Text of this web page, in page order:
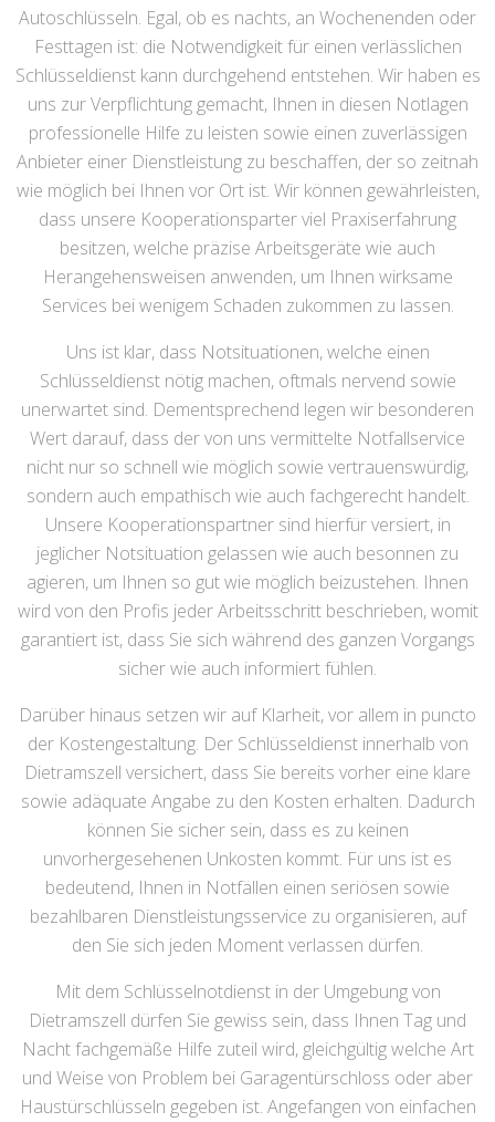
Autoschlüsseln. Egal, ob es nachts, an Wochenenden oder
Festtagen ist: die Notwendigkeit für einen verlässlichen
Schlüsseldienst kann durchgehend entstehen. Wir haben es
uns zur Verpflichtung gemacht, Ihnen in diesen Notlagen
professionelle Hilfe zu leisten sowie einen zuverlässigen
Anbieter einer Dienstleistung zu beschaffen, der so zeitnah
wie möglich bei Ihnen vor Ort ist. Wir können gewährleisten,
dass unsere Kooperationsparter viel Praxiserfahrung
besitzen, welche präzise Arbeitsgeräte wie auch
Herangehensweisen anwenden, um Ihnen wirksame
Services bei wenigem Schaden zukommen zu lassen.
Uns ist klar, dass Notsituationen, welche einen
Schlüsseldienst nötig machen, oftmals nervend sowie
unerwartet sind. Dementsprechend legen wir besonderen
Wert darauf, dass der von uns vermittelte Notfallservice
nicht nur so schnell wie möglich sowie vertrauenswürdig,
sondern auch empathisch wie auch fachgerecht handelt.
Unsere Kooperationspartner sind hierfür versiert, in
jeglicher Notsituation gelassen wie auch besonnen zu
agieren, um Ihnen so gut wie möglich beizustehen. Ihnen
wird von den Profis jeder Arbeitsschritt beschrieben, womit
garantiert ist, dass Sie sich während des ganzen Vorgangs
sicher wie auch informiert fühlen.
Darüber hinaus setzen wir auf Klarheit, vor allem in puncto
der Kostengestaltung. Der Schlüsseldienst innerhalb von
Dietramszell versichert, dass Sie bereits vorher eine klare
sowie adäquate Angabe zu den Kosten erhalten. Dadurch
können Sie sicher sein, dass es zu keinen
unvorhergesehenen Unkosten kommt. Für uns ist es
bedeutend, Ihnen in Notfällen einen seriösen sowie
bezahlbaren Dienstleistungsservice zu organisieren, auf
den Sie sich jeden Moment verlassen dürfen.
Mit dem Schlüsselnotdienst in der Umgebung von
Dietramszell dürfen Sie gewiss sein, dass Ihnen Tag und
Nacht fachgemäße Hilfe zuteil wird, gleichgültig welche Art
und Weise von Problem bei Garagentürschloss oder aber
Haustürschlüsseln gegeben ist. Angefangen von einfachen